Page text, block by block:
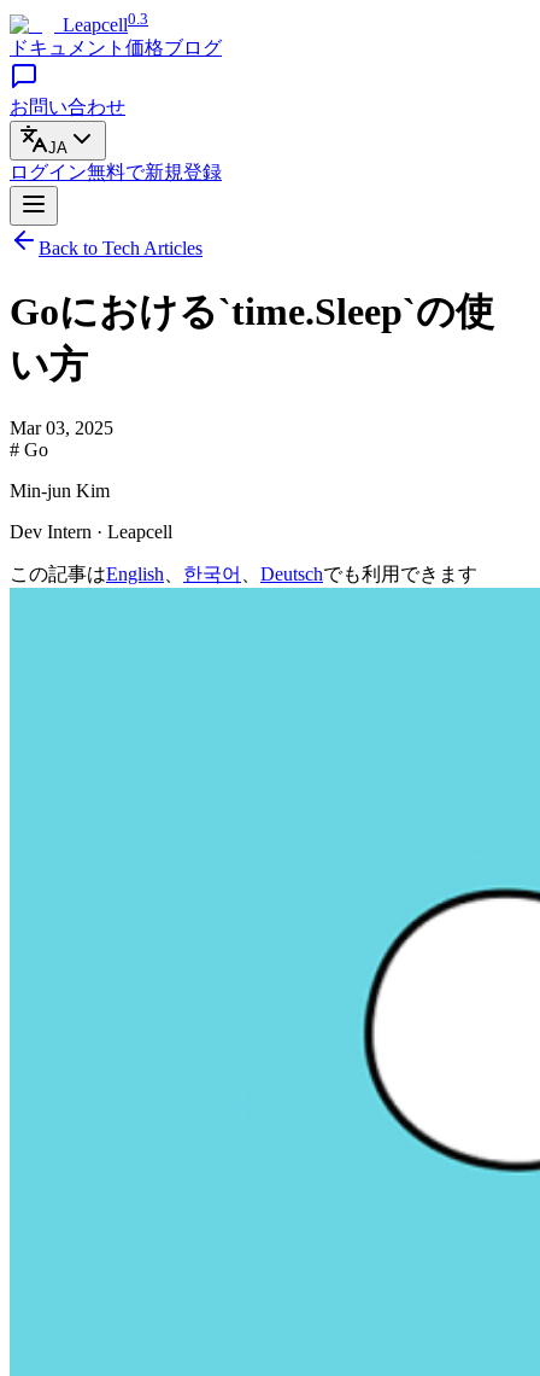
Leapcell0.3
ドキュメント 価格ブログ
お問い合わせ
JA
ログイン無料で新規登録
Back to Tech Articles
Goにおける`time.Sleep`の使
い方
Mar 03, 2025
# Go
Min-jun Kim
Dev Intern · Leapcell
この記事はEnglish 한국어 Deutschでも利用できます